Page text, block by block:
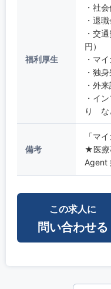
福利厚生
・社
・退
・交
円）
・マ
・独
・外
・イ
り な
備考
「マ
★医療
Agent
この求人に
問い合わせる